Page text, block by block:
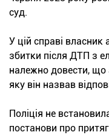
суд.
У цій справі
збитки після ДТП з
належно довести,
яку він назвав
Поліція не
постанови про